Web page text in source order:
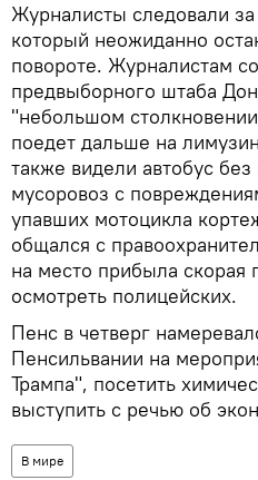
Журналисты следовали
который неожиданно
повороте. Журналистам
предвыборного штаба
"небольшом
поедет дальше на
также видели автобус
мусоровоз с
упавших мотоцикла
общался с
на место прибыла
осмотреть полицейских.
Пенс в четверг
Пенсильвании на
Трампа", посетить
выступить с речью об
В мире